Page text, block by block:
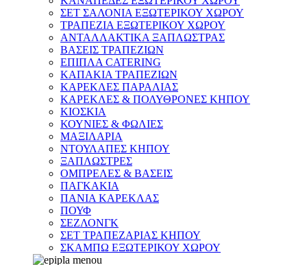
ΣΕΤ ΣΑΛΟΝΙΑ ΕΞΩΤΕΡΙΚΟΥ ΧΩΡΟΥ
ΤΡΑΠΕΖΙΑ ΕΞΩΤΕΡΙΚΟΥ ΧΩΡΟΥ
ΑΝΤΑΛΛΑΚΤΙΚΑ ΞΑΠΛΩΣΤΡΑΣ
ΒΑΣΕΙΣ ΤΡΑΠΕΖΙΩΝ
ΕΠΙΠΛΑ CATERING
ΚΑΠΑΚΙΑ ΤΡΑΠΕΖΙΩΝ
ΚΑΡΕΚΛΕΣ ΠΑΡΑΛΙΑΣ
ΚΑΡΕΚΛΕΣ & ΠΟΛΥΘΡΟΝΕΣ ΚΗΠΟΥ
ΚΙΟΣΚΙΑ
ΚΟΥΝΙΕΣ & ΦΩΛΙΕΣ
ΜΑΞΙΛΑΡΙΑ
ΝΤΟΥΛΑΠΕΣ ΚΗΠΟΥ
ΞΑΠΛΩΣΤΡΕΣ
ΟΜΠΡΕΛΕΣ & ΒΑΣΕΙΣ
ΠΑΓΚΑΚΙΑ
ΠΑΝΙΑ ΚΑΡΕΚΛΑΣ
ΠΟΥΦ
ΣΕΖΛΟΝΓΚ
ΣΕΤ ΤΡΑΠΕΖΑΡΙΑΣ ΚΗΠΟΥ
ΣΚΑΜΠΩ ΕΞΩΤΕΡΙΚΟΥ ΧΩΡΟΥ